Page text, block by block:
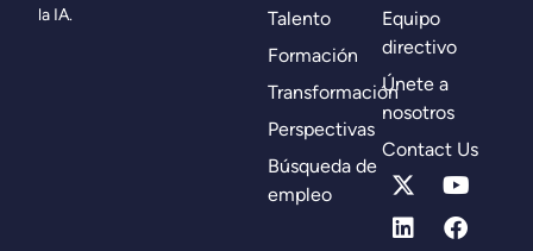
la IA.
Talento
Formación
Transformación
Perspectivas
Búsqueda de
empleo
Equipo
directivo
Únete a
nosotros
Contact Us